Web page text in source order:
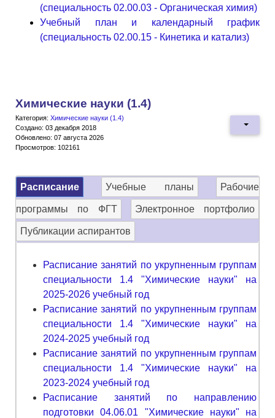
(специальность 02.00.03 - Органическая химия)
Учебный план и календарный график
(специальность 02.00.15 - Кинетика и катализ)
Химические науки (1.4)
Категория: Химические науки (1.4)
Создано: 03 декабря 2018
Обновлено: 07 августа 2026
Просмотров: 102161
Расписание Учебные планы Рабочие
программы по ФГТ Электронное портфолио
Публикации аспирантов
Расписание занятий по укрупненным группам
специальности 1.4 "Химические науки" на
2025-2026 учебный год
Расписание занятий по укрупненным группам
специальности 1.4 "Химические науки" на
2024-2025 учебный год
Расписание занятий по укрупненным группам
специальности 1.4 "Химические науки" на
2023-2024 учебный год
Расписание занятий по направлению
подготовки 04.06.01 "Химические науки" на